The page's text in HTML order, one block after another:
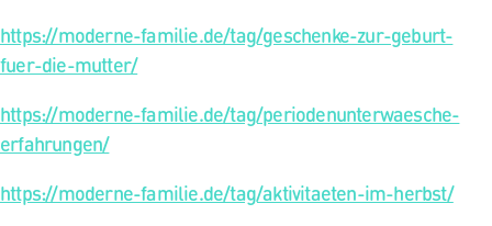
https://moderne-familie.de/tag/geschenke-zur-geburt-
fuer-die-mutter/
https://moderne-familie.de/tag/periodenunterwaesche-
erfahrungen/
https://moderne-familie.de/tag/aktivitaeten-im-herbst/